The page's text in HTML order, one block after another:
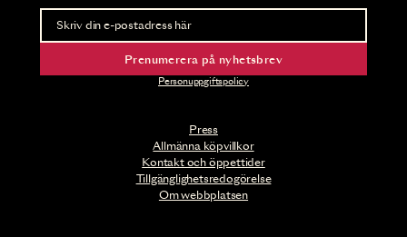
Press
Allmänna köpvillkor
Kontakt och öppettider
Tillgänglighetsredogörelse
Om webbplatsen
Nyhetsbrev
Ta del av förhandsinformation och biljettsläpp.
Prenumerera på nyhetsbrev
Personuppgiftspolicy